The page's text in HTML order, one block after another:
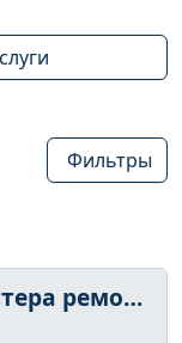
Фильтры
ремонта 24